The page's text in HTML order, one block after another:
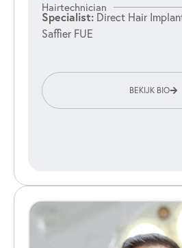
Hairtechnician
Specialist: Direct Hair
Saffier FUE
BEKIJK BIO